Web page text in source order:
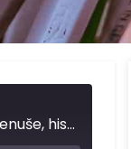
Pseudocast #470 - Vakcína proti Covid-19, fosfán v atmosfére Venuše, história ceruziek